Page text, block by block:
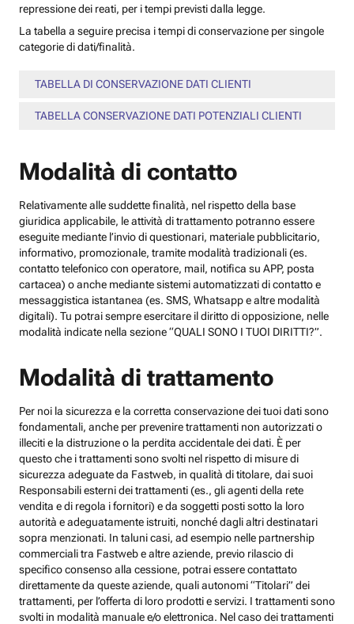
repressione dei reati, per i tempi previsti dalla legge.
La tabella a seguire precisa i tempi di conservazione per singole
categorie di dati/finalità.
TABELLA DI CONSERVAZIONE DATI CLIENTI
TABELLA CONSERVAZIONE DATI POTENZIALI CLIENTI
Modalità di contatto
Relativamente alle suddette finalità, nel rispetto della base
giuridica applicabile, le attività di trattamento potranno essere
eseguite mediante l’invio di questionari, materiale pubblicitario,
informativo, promozionale, tramite modalità tradizionali (es.
contatto telefonico con operatore, mail, notifica su APP, posta
cartacea) o anche mediante sistemi automatizzati di contatto e
messaggistica istantanea (es. SMS, Whatsapp e altre modalità
digitali). Tu potrai sempre esercitare il diritto di opposizione, nelle
modalità indicate nella sezione “QUALI SONO I TUOI DIRITTI?”.
Modalità di trattamento
Per noi la sicurezza e la corretta conservazione dei tuoi dati sono
fondamentali, anche per prevenire trattamenti non autorizzati o
illeciti e la distruzione o la perdita accidentale dei dati. È per
questo che i trattamenti sono svolti nel rispetto di misure di
sicurezza adeguate da Fastweb, in qualità di titolare, dai suoi
Responsabili esterni dei trattamenti (es., gli agenti della rete
vendita e di regola i fornitori) e da soggetti posti sotto la loro
autorità e adeguatamente istruiti, nonché dagli altri destinatari
sopra menzionati. In taluni casi, ad esempio nelle partnership
commerciali tra Fastweb e altre aziende, previo rilascio di
specifico consenso alla cessione, potrai essere contattato
direttamente da queste aziende, quali autonomi “Titolari” dei
trattamenti, per l’offerta di loro prodotti e servizi. I trattamenti sono
svolti in modalità manuale e/o elettronica. Nel caso dei trattamenti